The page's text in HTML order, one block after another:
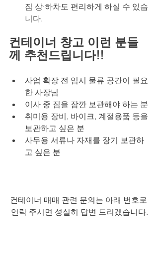
짐 상·하차도 편리하게 하실 수 있습
니다.
컨테이너 창고 이런 분들
께 추천드립니다!!
사업 확장 전 임시 물류 공간이 필요
한 사장님
이사 중 짐을 잠깐 보관해야 하는 분
취미용 장비, 바이크, 계절용품 등을
보관하고 싶은 분
사무용 서류나 자재를 장기 보관하
고 싶은 분
컨테이너 매매 관련 문의는 아래 번호로
연락 주시면 성실히 답변 드리겠습니다.